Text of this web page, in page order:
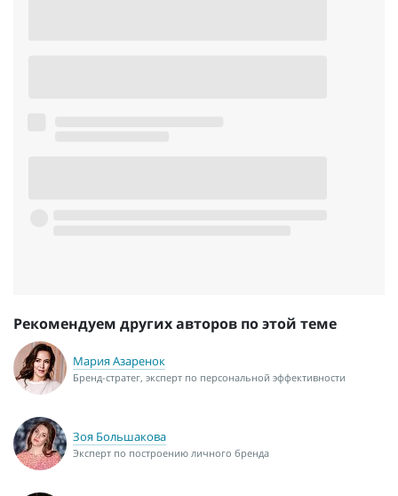
Рекомендуем других авторов по этой теме
Мария Азаренок
Бренд-стратег, эксперт по персональной эффективности
Зоя Большакова
Эксперт по построению личного бренда